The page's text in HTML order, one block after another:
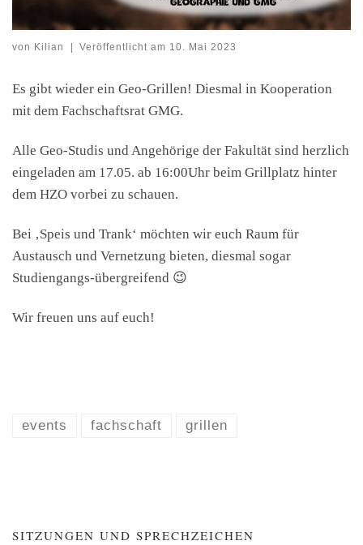
von Kilian Veröffentlicht am 10. Mai 2023
Es gibt wieder ein Geo-Grillen! Diesmal in Kooperation
mit dem Fachschaftsrat GMG.
Alle Geo-Studis und Angehörige der Fakultät sind herzlich
eingeladen am 17.05. ab 16:00Uhr beim Grillplatz hinter
dem HZO vorbei zu schauen.
Bei ‚Speis und Trank‘ möchten wir euch Raum für
Austausch und Vernetzung bieten, diesmal sogar
Studiengangs-übergreifend 😉
Wir freuen uns auf euch!
events fachschaft grillen
SITZUNGEN UND SPRECHZEICHEN